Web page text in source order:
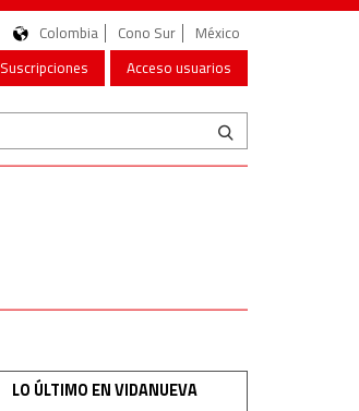
Colombia Cono Sur
México
Suscripciones
Acceso usuarios
LO ÚLTIMO EN VIDANUEVA